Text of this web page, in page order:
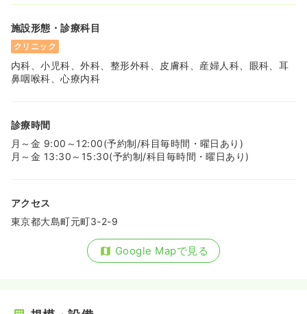
気になる
透析 正・准看護師 クリニック
日勤のみ（常勤） 一時募集休止
給与 336〜438
※一例
時間 8:00～17:00
正看護師
施設形態・診療科目
クリニック
内科、小児科、外科、整形外科、皮膚科、産婦人科、眼科、耳
鼻咽喉科、心療内科
診療時間
月～金 9:00～12:00(予約制/科目毎時間・曜日あり)
月～金 13:30～15:30(予約制/科目毎時間・曜日あり)
アクセス
東京都大島町元町3-2-9
Google Mapで見る